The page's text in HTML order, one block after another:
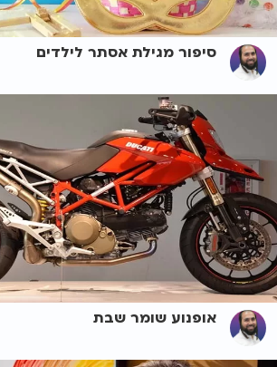
סיפור מגילת אסתר לילדים
אופנוע שומר שבת